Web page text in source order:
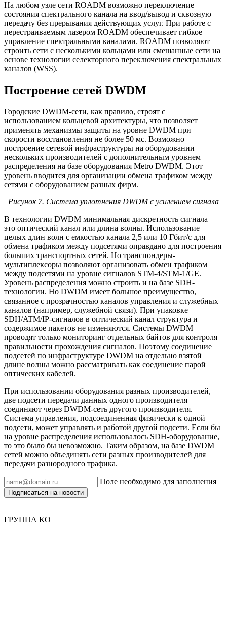
На любом узле сети ROADM возможно переключение
состояния спектрального канала на ввод/вывод и сквозную
передачу без прерывания действующих услуг. При работе с
перестраиваемым лазером ROADM обеспечивает гибкое
управление спектральными каналами. ROADM позволяют
строить сети с несколькими кольцами или смешанные сети на
основе технологии селекторного переключения спектральных
каналов (WSS).
Построение сетей DWDM
Городские DWDM-сети, как правило, строят с
использованием кольцевой архитектуры, что позволяет
применять механизмы защиты на уровне DWDM при
скорости восстановления не более 50 мс. Возможно
построение сетевой инфраструктуры на оборудовании
нескольких производителей с дополнительным уровнем
распределения на базе оборудования Metro DWDM. Этот
уровень вводится для организации обмена трафиком между
сетями с оборудованием разных фирм.
Рисунок 7. Система уплотнения DWDM с усилением сигнала
В технологии DWDM минимальная дискретность сигнала —
это оптический канал или длина волны. Использование
целых длин волн с емкостью канала 2,5 или 10 Гбит/с для
обмена трафиком между подсетями оправдано для построения
больших транспортных сетей. Но транспондеры-
мультиплексоры позволяют организовать обмен трафиком
между подсетями на уровне сигналов STM-4/STM-1/GE.
Уровень распределения можно строить и на базе SDH-
технологии. Но DWDM имеет большое преимущество,
связанное с прозрачностью каналов управления и служебных
каналов (например, служебной связи). При упаковке
SDH/ATM/IP-сигналов в оптический канал структура и
содержимое пакетов не изменяются. Системы DWDM
проводят только мониторинг отдельных байтов для контроля
правильности прохождения сигналов. Поэтому соединение
подсетей по инфраструктуре DWDM на отдельно взятой
длине волны можно рассматривать как соединение парой
оптических кабелей.
При использовании оборудования разных производителей,
две подсети передачи данных одного производителя
соединяют через DWDM-сеть другого производителя.
Система управления, подсоединенная физически к одной
подсети, может управлять и работой другой подсети. Если бы
на уровне распределения использовалось SDH-оборудование,
то это было бы невозможно. Таким образом, на базе DWDM
сетей можно объединять сети разных производителей для
передачи разнородного трафика.
Поле необходимо для заполнения
Подписаться на новости
ГРУППА КО